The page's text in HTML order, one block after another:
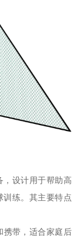
，设计用于帮助高
训练。其主要特点
携带，适合家庭后